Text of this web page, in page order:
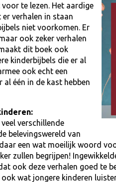
te lezen. Het aardige
verhalen in staan
niet voorkomen. Er
ook zeker verhalen
dit boek ook
kinderbijbels die er al
ook echt een
één in de kast hebben
verschillende
belevingswereld van
een wat moeilijk woord
zullen begrijpen!
ook deze verhalen goed te
wat jongere kinderen